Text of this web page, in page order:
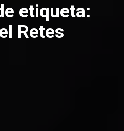
etiqueta:
Retes